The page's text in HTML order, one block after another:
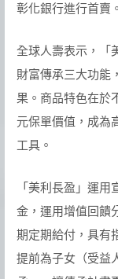
彰化銀行進行首賣。
全球人壽表示，「
財富傳承三大功能
果。商品特色在於
元保單價值，成為
工具。
「美利長盈」運
金，運用增值回饋
期定期給付，具有
提前為子女（受益